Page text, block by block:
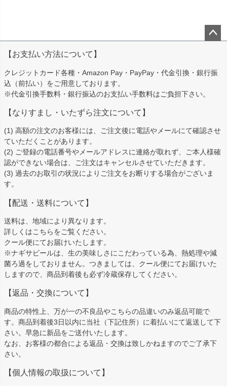
ップ
へ
【お支払い方法について】
クレジットカード各種・Amazon Pay・PayPay・代金引換・銀行振
込（前払い）をご用意しております。
※代金引換手数料・銀行振込のお支払い手数料はご負担下さい。
【なりすまし・いたずら注文について】
(1) 高額の注文のお客様には、ご注文後に電話やメールにて確認させ
ていただくことがあります。
(2) ご登録の電話番号やメールアドレスに連絡が取れず、ご本人様確
認ができない場合は、ご注文はキャンセルさせていただきます。
(3) 過去のお取引の状況によりご注文をお断りする場合がございま
す。
【配送・送料について】
送料は、地域により異なります。
詳しくはこちらをご覧ください。
クール便にてお届けいたします。
※ナギサビールは、生の美味しさにこだわっている為、熱処理や減
菌ろ過をしておりません。つきましては、クール便にてお届けいた
しますので、商品到着後も必ず冷蔵保存してください。
【返品・交換について】
商品の特性上、万が一の不良品やこちらの品違いのみ返品可能で
す。商品到着後3日以内に当社（下記住所）に着払いにて返送して下
さい。早急に新品をご送付いたします。
なお、お客様の都合による返品・交換は致しかねますのでご了承下
さい。
【個人情報の取扱について】